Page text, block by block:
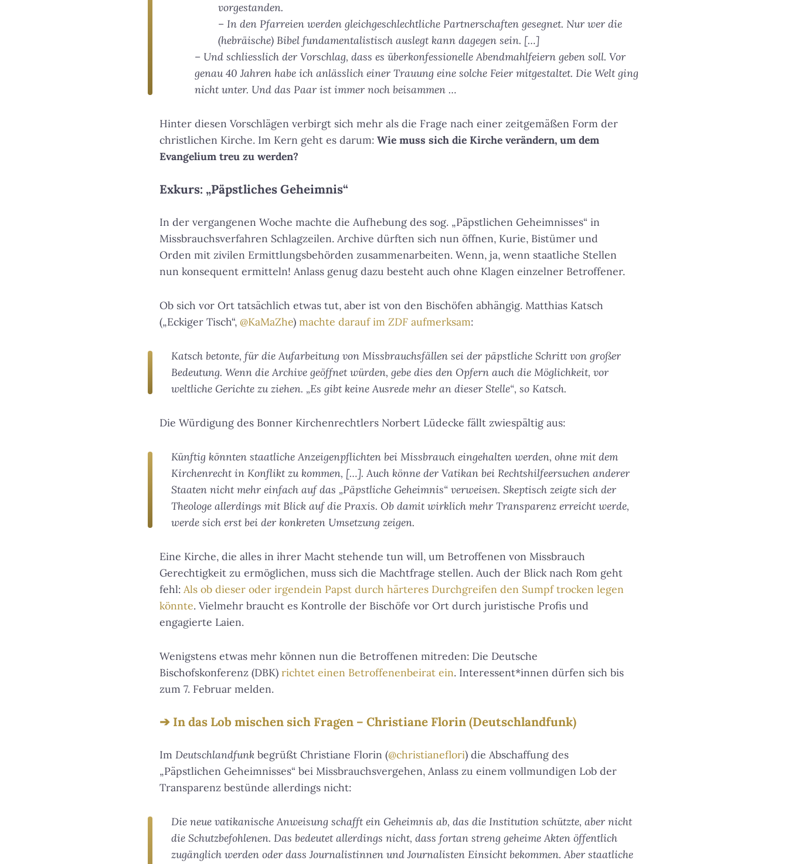
vorgestanden.
– In den Pfarreien werden gleichgeschlechtliche Partnerschaften gesegnet. Nur wer die
(hebräische) Bibel fundamentalistisch auslegt kann dagegen sein. […]
– Und schliesslich der Vorschlag, dass es überkonfessionelle Abendmahlfeiern geben soll. Vor
genau 40 Jahren habe ich anlässlich einer Trauung eine solche Feier mitgestaltet. Die Welt ging
nicht unter. Und das Paar ist immer noch beisammen …
Hinter diesen Vorschlägen verbirgt sich mehr als die Frage nach einer zeitgemäßen Form der
christlichen Kirche. Im Kern geht es darum: Wie muss sich die Kirche verändern, um dem
Evangelium treu zu werden?
Exkurs: „Päpstliches Geheimnis“
In der vergangenen Woche machte die Aufhebung des sog. „Päpstlichen Geheimnisses“ in
Missbrauchsverfahren Schlagzeilen. Archive dürften sich nun öffnen, Kurie, Bistümer und
Orden mit zivilen Ermittlungsbehörden zusammenarbeiten. Wenn, ja, wenn staatliche Stellen
nun konsequent ermitteln! Anlass genug dazu besteht auch ohne Klagen einzelner Betroffener.
Ob sich vor Ort tatsächlich etwas tut, aber ist von den Bischöfen abhängig. Matthias Katsch
(„Eckiger Tisch“, @KaMaZhe) machte darauf im ZDF aufmerksam:
Katsch betonte, für die Aufarbeitung von Missbrauchsfällen sei der päpstliche Schritt von großer
Bedeutung. Wenn die Archive geöffnet würden, gebe dies den Opfern auch die Möglichkeit, vor
weltliche Gerichte zu ziehen. „Es gibt keine Ausrede mehr an dieser Stelle“, so Katsch.
Die Würdigung des Bonner Kirchenrechtlers Norbert Lüdecke fällt zwiespältig aus:
Künftig könnten staatliche Anzeigenpflichten bei Missbrauch eingehalten werden, ohne mit dem
Kirchenrecht in Konflikt zu kommen, […]. Auch könne der Vatikan bei Rechtshilfeersuchen anderer
Staaten nicht mehr einfach auf das „Päpstliche Geheimnis“ verweisen. Skeptisch zeigte sich der
Theologe allerdings mit Blick auf die Praxis. Ob damit wirklich mehr Transparenz erreicht werde,
werde sich erst bei der konkreten Umsetzung zeigen.
Eine Kirche, die alles in ihrer Macht stehende tun will, um Betroffenen von Missbrauch
Gerechtigkeit zu ermöglichen, muss sich die Machtfrage stellen. Auch der Blick nach Rom geht
fehl: Als ob dieser oder irgendein Papst durch härteres Durchgreifen den Sumpf trocken legen
könnte. Vielmehr braucht es Kontrolle der Bischöfe vor Ort durch juristische Profis und
engagierte Laien.
Wenigstens etwas mehr können nun die Betroffenen mitreden: Die Deutsche
Bischofskonferenz (DBK) richtet einen Betroffenenbeirat ein. Interessent*innen dürfen sich bis
zum 7. Februar melden.
In das Lob mischen sich Fragen – Christiane Florin (Deutschlandfunk)
Im Deutschlandfunk begrüßt Christiane Florin (@christianeflori) die Abschaffung des
„Päpstlichen Geheimnisses“ bei Missbrauchsvergehen, Anlass zu einem vollmundigen Lob der
Transparenz bestünde allerdings nicht:
Die neue vatikanische Anweisung schafft ein Geheimnis ab, das die Institution schützte, aber nicht
die Schutzbefohlenen. Das bedeutet allerdings nicht, dass fortan streng geheime Akten öffentlich
zugänglich werden oder dass Journalistinnen und Journalisten Einsicht bekommen. Aber staatliche